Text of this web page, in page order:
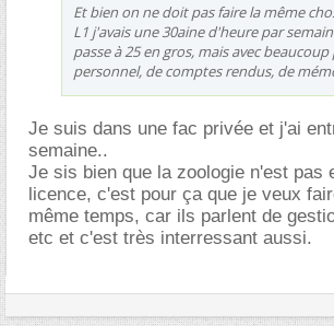
Et bien on ne doit pas faire la même
L1 j'avais une 30aine d'heure par
passe à 25 en gros, mais avec
personnel, de comptes rendus, de
Je suis dans une fac privée et j'ai
semaine..
Je sis bien que la zoologie n'est pas
licence, c'est pour ça que je veux
même temps, car ils parlent de
etc et c'est très interressant aussi.